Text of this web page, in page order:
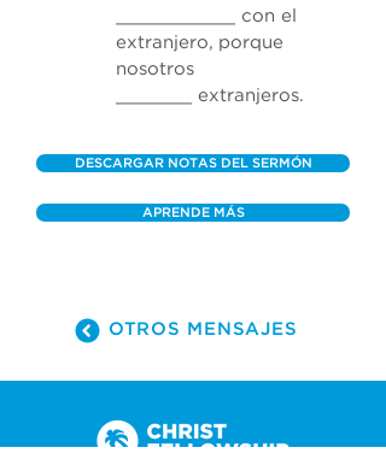
___________ con el
extranjero, porque
nosotros
_______ extranjeros.
DESCARGAR NOTAS DEL SERMÓN
APRENDE MÁS
OTROS MENSAJES